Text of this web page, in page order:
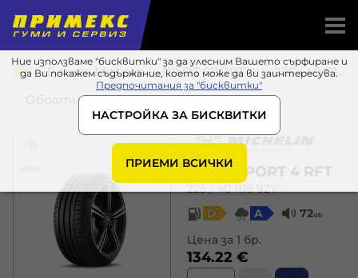
Ние използваме "бисквитки" за да улесним Вашето сърфиране и
да Ви покажем съдържание, което може да ви заинтересува.
Предпочитания за "бисквитки"
НАСТРОЙКА ЗА БИСКВИТКИ
ПРИЕМИ ВСИЧКИ
Гуми Michelin PILOT SPORT 4
225 / 40 R18 92Y
Обратно в списъка
PILOT SPORT 4 RFT
225 / 40 R18 92Y
D
A 72db
Цена за 1 бр.
134.22 €